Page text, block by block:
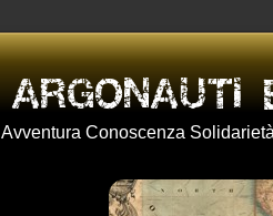
Avventura Conoscenza